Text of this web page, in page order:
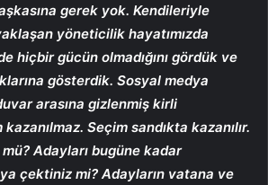
gerek yok. Kendileriyle
yöneticilik hayatımızda
hiçbir gücün olmadığını gördük ve
gösterdik. Sosyal medya
arasına gizlenmiş kirli
Seçim sandıkta kazanılır.
Adayları bugüne kadar
çektiniz mi? Adayların vatana ve